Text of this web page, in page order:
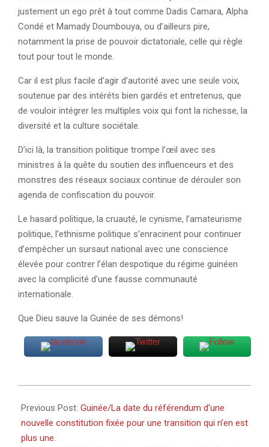
justement un ego prêt à tout comme Dadis Camara, Alpha
Condé et Mamady Doumbouya, ou d’ailleurs pire,
notamment la prise de pouvoir dictatoriale, celle qui règle
tout pour tout le monde.
Car il est plus facile d’agir d’autorité avec une seule voix,
soutenue par des intérêts bien gardés et entretenus, que
de vouloir intégrer les multiples voix qui font la richesse, la
diversité et la culture sociétale.
D’ici là, la transition politique trompe l’œil avec ses
ministres à la quête du soutien des influenceurs et des
monstres des réseaux sociaux continue de dérouler son
agenda de confiscation du pouvoir.
Le hasard politique, la cruauté, le cynisme, l’amateurisme
politique, l’ethnisme politique s’enracinent pour continuer
d’empêcher un sursaut national avec une conscience
élevée pour contrer l’élan despotique du régime guinéen
avec la complicité d’une fausse communauté
internationale.
Que Dieu sauve la Guinée de ses démons!
08-
06
Previous Post: Guinée/La date du référendum d’une
nouvelle constitution fixée pour une transition qui n’en est
plus une.